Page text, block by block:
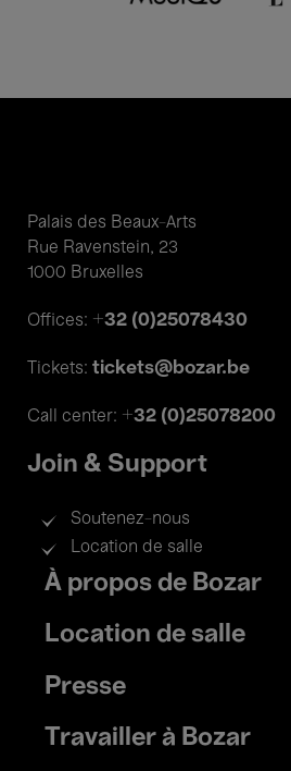
Palais des Beaux-Arts
Rue Ravenstein, 23
1000 Bruxelles
Offices: +32 (0)25078430
Tickets: tickets@bozar.be
Call center: +32 (0)25078200
Join & Support
Soutenez-nous
Location de salle
Footer
menu
À propos de Bozar
Location de salle
Presse
Travailler à Bozar